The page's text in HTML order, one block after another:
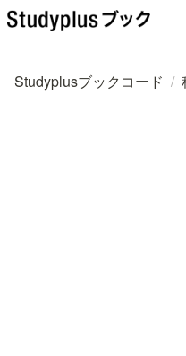
Studyplusブックコード /